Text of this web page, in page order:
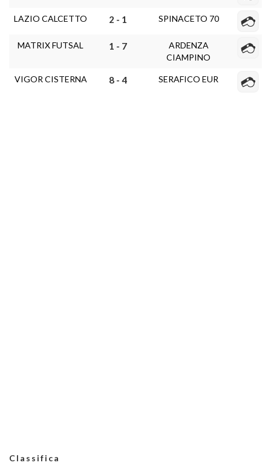
LAZIO CALCETTO 2 - 1 SPINACETO 70
MATRIX FUTSAL 1 - 7
ARDENZA
CIAMPINO
VIGOR CISTERNA 8 - 4 SERAFICO EUR
Classifica